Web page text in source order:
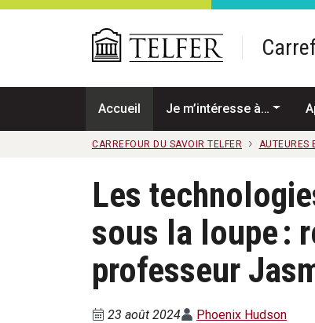
Passer au contenu principal
Accueil Je m’intéresse à…
CARREFOUR DU SAVOIR TELFER AUTEURES
Les
sous la loupe :
professeur
23 août 2024 Phoenix Hudson